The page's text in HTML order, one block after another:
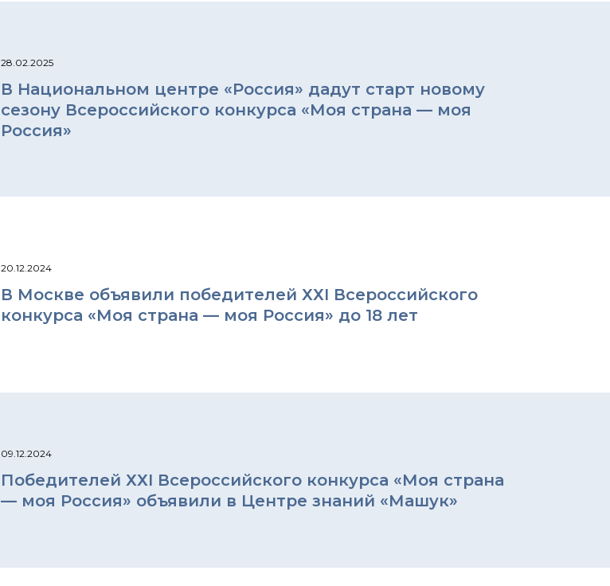
28.02.2025
В Национальном центре «Россия» дадут старт новому
сезону Всероссийского конкурса «Моя страна — моя
Россия»
20.12.2024
В Москве объявили победителей ХХI Всероссийского
конкурса «Моя страна — моя Россия» до 18 лет
09.12.2024
Победителей ХХI Всероссийского конкурса «Моя страна
— моя Россия» объявили в Центре знаний «Машук»